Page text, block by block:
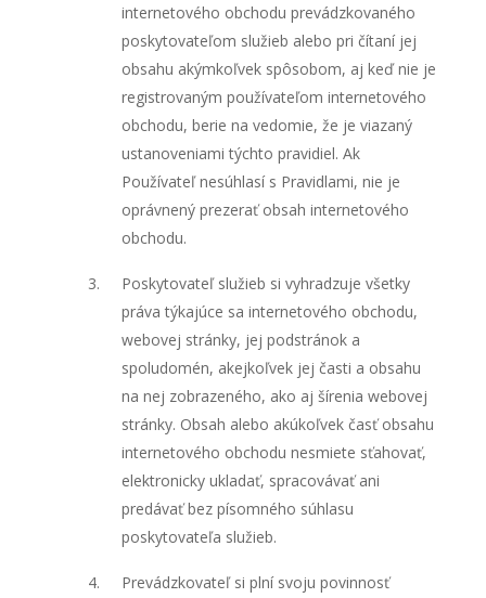
internetového obchodu prevádzkovaného
poskytovateľom služieb alebo pri čítaní jej
obsahu akýmkoľvek spôsobom, aj keď nie je
registrovaným používateľom internetového
obchodu, berie na vedomie, že je viazaný
ustanoveniami týchto pravidiel. Ak
Používateľ nesúhlasí s Pravidlami, nie je
oprávnený prezerať obsah internetového
obchodu.
Poskytovateľ služieb si vyhradzuje všetky
práva týkajúce sa internetového obchodu,
webovej stránky, jej podstránok a
spoludomén, akejkoľvek jej časti a obsahu
na nej zobrazeného, ako aj šírenia webovej
stránky. Obsah alebo akúkoľvek časť obsahu
internetového obchodu nesmiete sťahovať,
elektronicky ukladať, spracovávať ani
predávať bez písomného súhlasu
poskytovateľa služieb.
Prevádzkovateľ si plní svoju povinnosť